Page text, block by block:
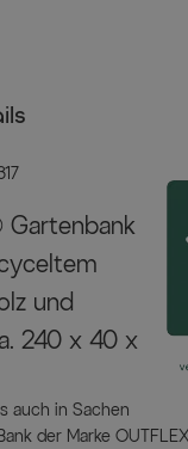
Gartenbank
und
240 x 40 x
auch in Sachen
der Marke